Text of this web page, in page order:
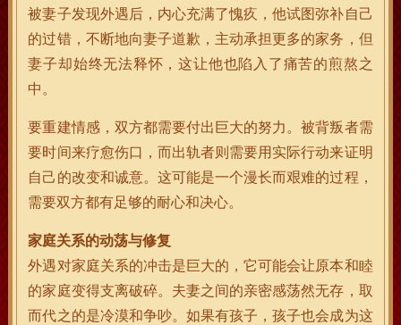
被妻子发现外遇后，内心充满了愧疚，他试图弥补自己
的过错，不断地向妻子道歉，主动承担更多的家务，但
妻子却始终无法释怀，这让他也陷入了痛苦的煎熬之
中。
要重建情感，双方都需要付出巨大的努力。被背叛者需
要时间来疗愈伤口，而出轨者则需要用实际行动来证明
自己的改变和诚意。这可能是一个漫长而艰难的过程，
需要双方都有足够的耐心和决心。
家庭关系的动荡与修复
外遇对家庭关系的冲击是巨大的，它可能会让原本和睦
的家庭变得支离破碎。夫妻之间的亲密感荡然无存，取
而代之的是冷漠和争吵。如果有孩子，孩子也会成为这